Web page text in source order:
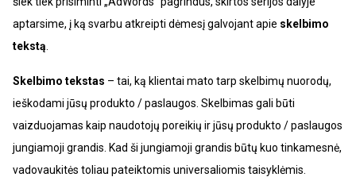
aptarsime, į ką svarbu atkreipti dėmesį galvojant apie skelbimo
tekstą
Skelbimo tekstas – tai, ką klientai mato tarp skelbimų nuorodų,
ieškodami jūsų produkto / paslaugos. Skelbimas gali būti
vaizduojamas kaip naudotojų poreikių ir jūsų produkto / paslaugos
jungiamoji grandis. Kad ši jungiamoji grandis būtų kuo tinkamesnė,
vadovaukitės toliau pateiktomis universaliomis taisyklėmis.